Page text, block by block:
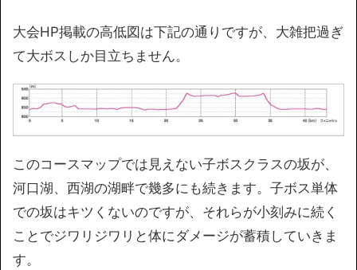
大会HP掲載の高低図は下記の通りですが、大雑把過ぎ
て大ボスしか目立ちません。
このコースマップでは見えない子ボスクラスの坂が、
河口湖、西湖の湖畔で幾多にも続きます。子ボス単体
での坂はキツくないのですが、それらが小刻みに続く
ことでジワリジワリと体にダメージが蓄積していきま
す。